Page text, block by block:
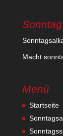
Macht
Menü
Startseite